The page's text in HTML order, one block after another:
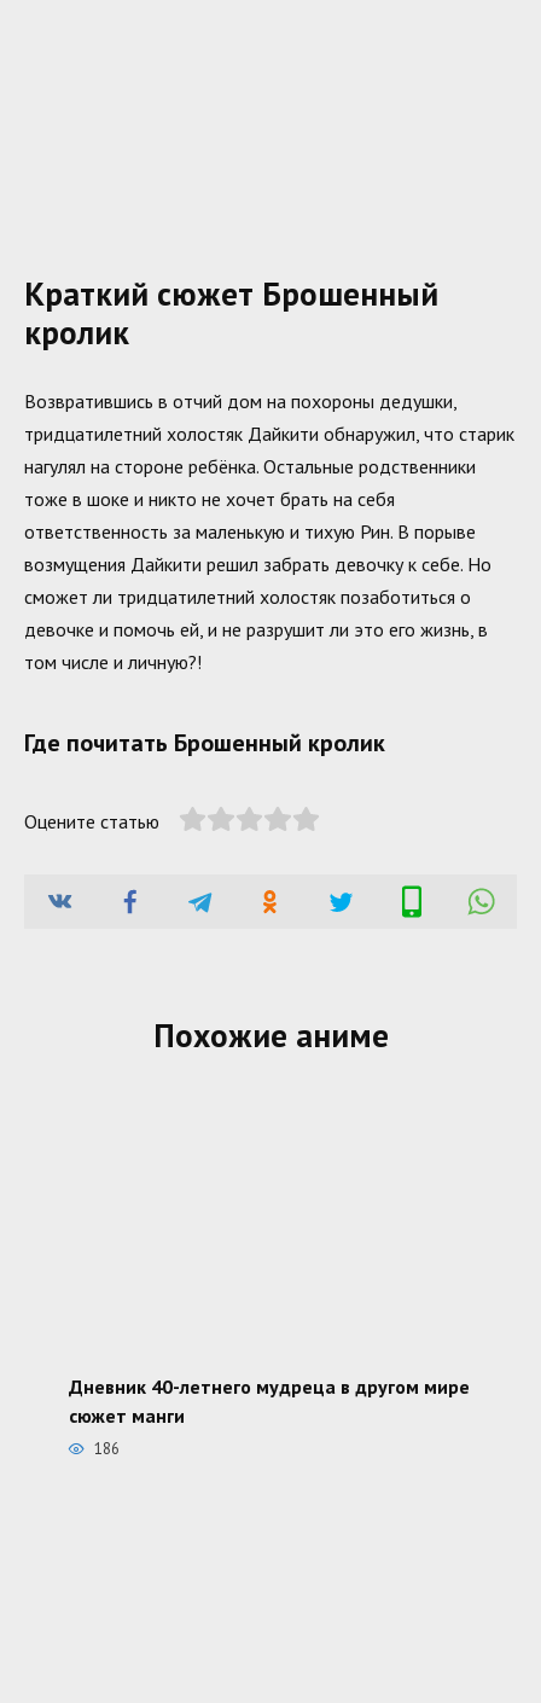
Краткий сюжет Брошенный
кролик
Возвратившись в отчий дом на похороны дедушки,
тридцатилетний холостяк Дайкити обнаружил, что старик
нагулял на стороне ребёнка. Остальные родственники
тоже в шоке и никто не хочет брать на себя
ответственность за маленькую и тихую Рин. В порыве
возмущения Дайкити решил забрать девочку к себе. Но
сможет ли тридцатилетний холостяк позаботиться о
девочке и помочь ей, и не разрушит ли это его жизнь, в
том числе и личную?!
Где почитать Брошенный кролик
Оцените статью
Похожие аниме
Дневник 40-летнего мудреца в другом мире
сюжет манги
186